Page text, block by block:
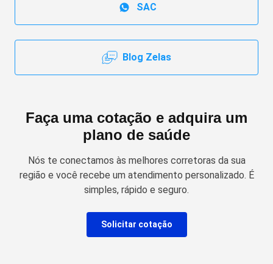
SAC
Blog Zelas
Faça uma cotação e adquira um
plano de saúde
Nós te conectamos às melhores corretoras da sua
região e você recebe um atendimento personalizado. É
simples, rápido e seguro.
Solicitar cotação